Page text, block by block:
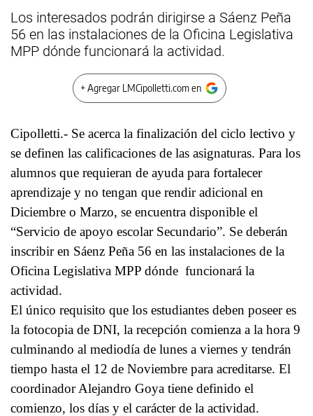
Los interesados podrán dirigirse a Sáenz Peña
56 en las instalaciones de la Oficina Legislativa
MPP dónde funcionará la actividad.
+ Agregar LMCipolletti.com en
Cipolletti.- Se acerca la finalización del ciclo lectivo y
se definen las calificaciones de las asignaturas. Para los
alumnos que requieran de ayuda para fortalecer
aprendizaje y no tengan que rendir adicional en
Diciembre o Marzo, se encuentra disponible el
“Servicio de apoyo escolar Secundario”. Se deberán
inscribir en Sáenz Peña 56 en las instalaciones de la
Oficina Legislativa MPP dónde funcionará la
actividad.
El único requisito que los estudiantes deben poseer es
la fotocopia de DNI, la recepción comienza a la hora 9
culminando al mediodía de lunes a viernes y tendrán
tiempo hasta el 12 de Noviembre para acreditarse. El
coordinador Alejandro Goya tiene definido el
comienzo, los días y el carácter de la actividad.